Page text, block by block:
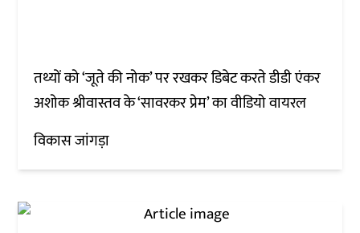
तथ्यों को ‘जूते की नोक’ पर रखकर डिबेट करते डीडी एंकर
अशोक श्रीवास्तव के ‘सावरकर प्रेम’ का वीडियो वायरल
विकास जांगड़ा